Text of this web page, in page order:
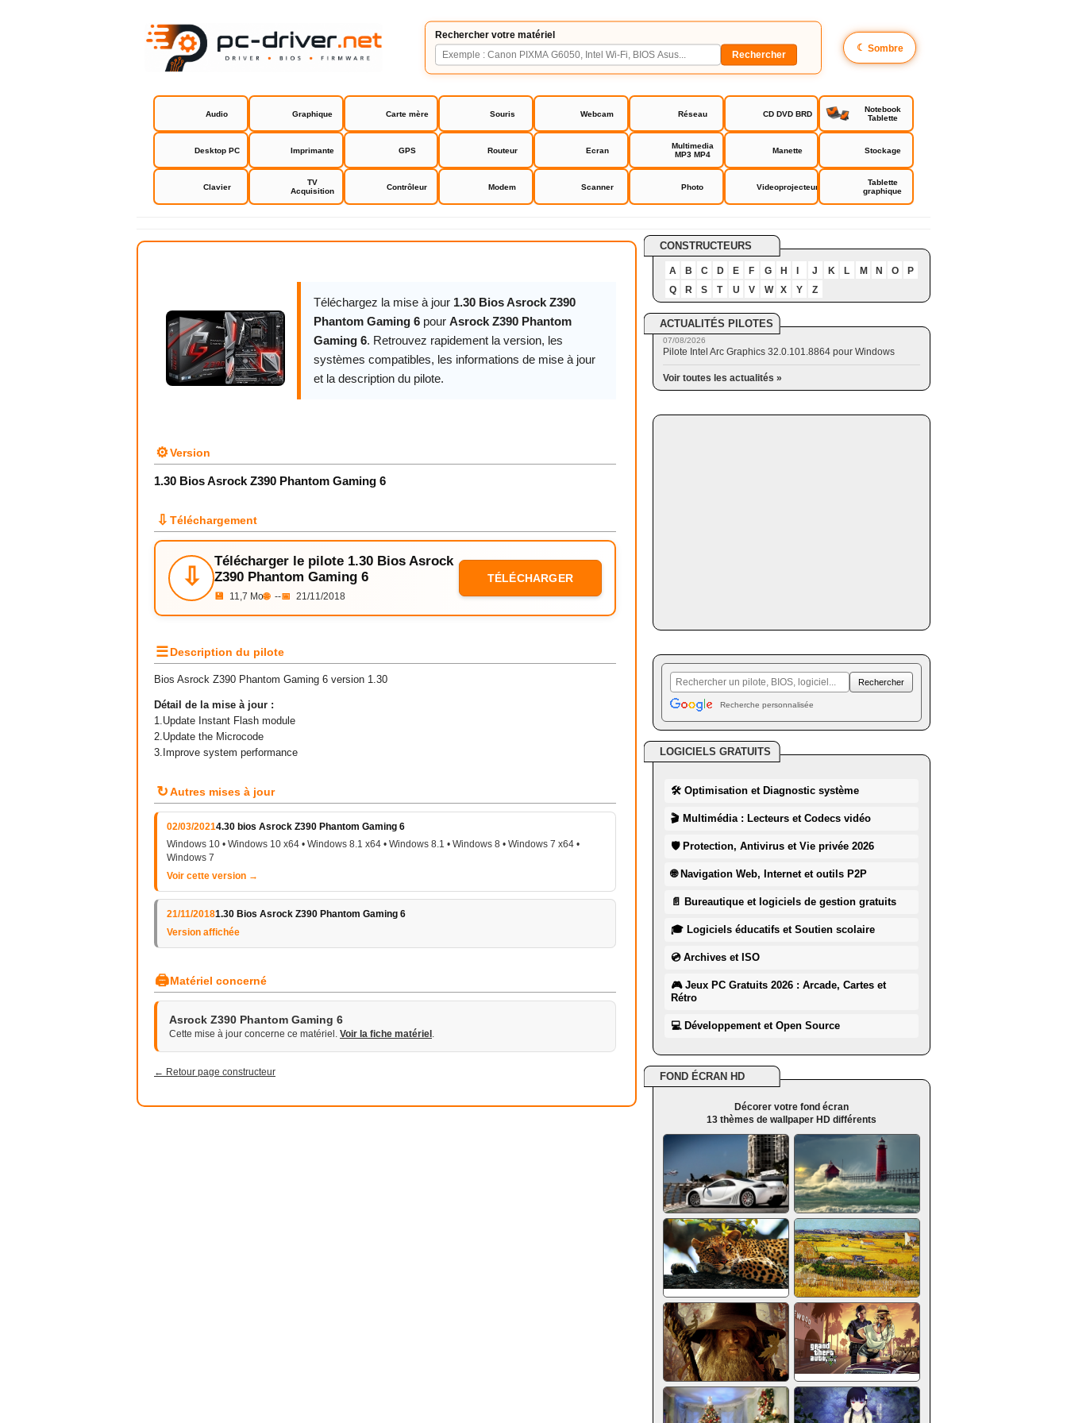
Rechercher votre matériel
☾ Sombre
Audio Graphique Carte mère Souris Webcam Réseau CD DVD BRD
Notebook
Tablette
Desktop PC Imprimante GPS Routeur Ecran
Multimedia
MP3 MP4
Manette Stockage
Clavier
TV
Acquisition
Contrôleur Modem Scanner Photo Videoprojecteur
Tablette
graphique
Asrock Z390 Phantom Gaming 6
Téléchargez la mise à jour 1.30 Bios Asrock Z390
Phantom Gaming 6 pour Asrock Z390 Phantom
Gaming 6. Retrouvez rapidement la version, les
systèmes compatibles, les informations de mise à jour
et la description du pilote.
⚙Version
1.30 Bios Asrock Z390 Phantom Gaming 6
⇩ Téléchargement
⇩
Télécharger le pilote 1.30 Bios Asrock
Z390 Phantom Gaming 6
💾 11,7 Mo🌐 --📅 21/11/2018
TÉLÉCHARGER
☰Description du pilote
Bios Asrock Z390 Phantom Gaming 6 version 1.30
Détail de la mise à jour :
1.Update Instant Flash module
2.Update the Microcode
3.Improve system performance
↻Autres mises à jour
02/03/20214.30 bios Asrock Z390 Phantom Gaming 6
Windows 10 • Windows 10 x64 • Windows 8.1 x64 • Windows 8.1 • Windows 8 • Windows 7 x64 •
Windows 7
Voir cette version →
21/11/20181.30 Bios Asrock Z390 Phantom Gaming 6
Version affichée
🖨Matériel concerné
Asrock Z390 Phantom Gaming 6
Cette mise à jour concerne ce matériel. Voir la fiche matériel .
← Retour page constructeur
CONSTRUCTEURS
A B C D E F G H J K L M N O
P
Q
R S T U V W X Y Z
ACTUALITÉS PILOTES
07/08/2026
Pilote Intel Arc Graphics 32.0.101.8864 pour Windows
Voir toutes les actualités »
Recherche personnalisée
LOGICIELS GRATUITS
🛠 Optimisation et Diagnostic système
🎬 Multimédia : Lecteurs et Codecs vidéo
🛡 Protection, Antivirus et Vie privée 2026
🌐 Navigation Web, Internet et outils P2P
📄 Bureautique et logiciels de gestion gratuits
🎓 Logiciels éducatifs et Soutien scolaire
💿 Archives et ISO
🎮 Jeux PC Gratuits 2026 : Arcade, Cartes et
Rétro
💻 Développement et Open Source
FOND ÉCRAN HD
Décorer votre fond écran
13 thèmes de wallpaper HD différents